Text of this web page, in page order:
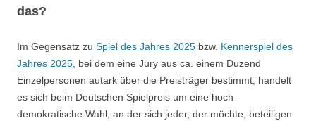
das?
Im Gegensatz zu Spiel des Jahres 2025 bzw. Kennerspiel des
Jahres 2025, bei dem eine Jury aus ca. einem Duzend
Einzelpersonen autark über die Preisträger bestimmt, handelt
es sich beim Deutschen Spielpreis um eine hoch
demokratische Wahl, an der sich jeder, der möchte, beteiligen